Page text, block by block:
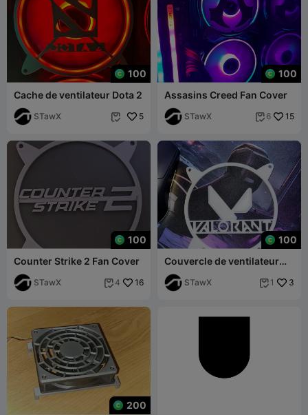
100
Cache de ventilateur Dota 2
STawX  5
100
Assasins Creed Fan Cover
STawX  6 15
100
Counter Strike 2 Fan Cover
STawX  4 16
100
Couvercle de ventilateur
Valorant 120 mm
STawX  1 3
200